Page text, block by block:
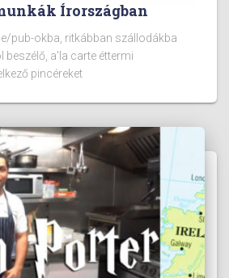
Írországban
pub-okba, ritkábban szállodákba
beszélő, a'la carte éttermi
pincéreket